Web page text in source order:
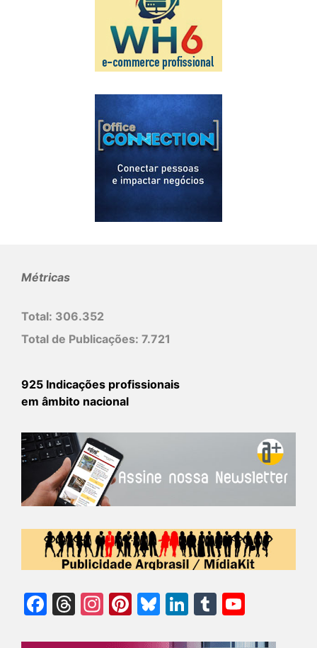
Métricas
Total: 306.352
Total de Publicações: 7.721
925 Indicações profissionais
em âmbito nacional
Facebook
Threads
Instagram
Pinterest
Bluesky
LinkedIn
Tumblr